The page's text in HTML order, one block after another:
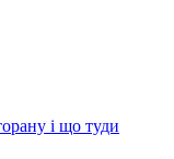
і що туди